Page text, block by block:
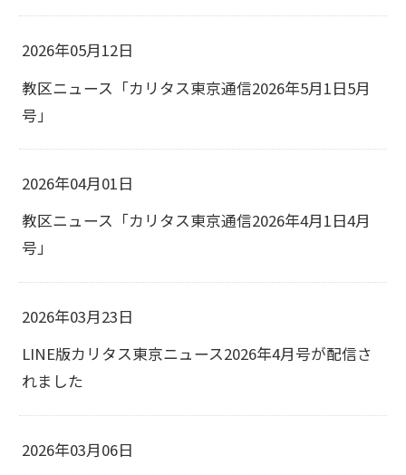
2026年05月12日
教区ニュース「カリタス東京通信2026年5月1日5月
号」
2026年04月01日
教区ニュース「カリタス東京通信2026年4月1日4月
号」
2026年03月23日
LINE版カリタス東京ニュース2026年4月号が配信さ
れました
2026年03月06日